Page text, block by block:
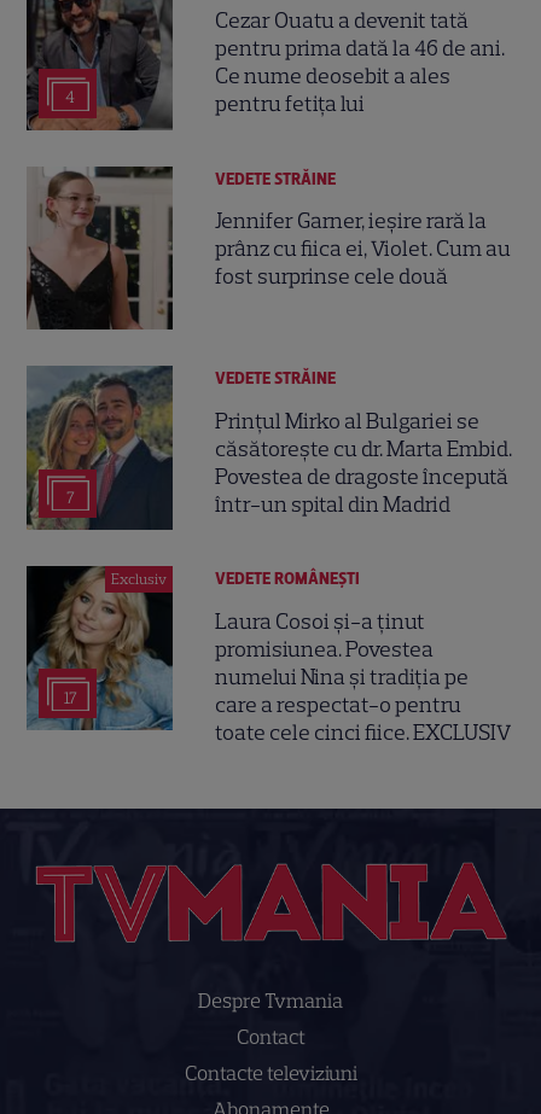
4
Cezar Ouatu a devenit tată
pentru prima dată la 46 de ani.
Ce nume deosebit a ales
pentru fetița lui
VEDETE STRĂINE
Jennifer Garner, ieșire rară la
prânz cu fiica ei, Violet. Cum au
fost surprinse cele două
7
VEDETE STRĂINE
Prințul Mirko al Bulgariei se
căsătorește cu dr. Marta Embid.
Povestea de dragoste începută
într-un spital din Madrid
Exclusiv
17
VEDETE ROMÂNEŞTI
Laura Cosoi și-a ținut
promisiunea. Povestea
numelui Nina și tradiția pe
care a respectat-o pentru
toate cele cinci fiice. EXCLUSIV
Despre Tvmania
Contact
Contacte televiziuni